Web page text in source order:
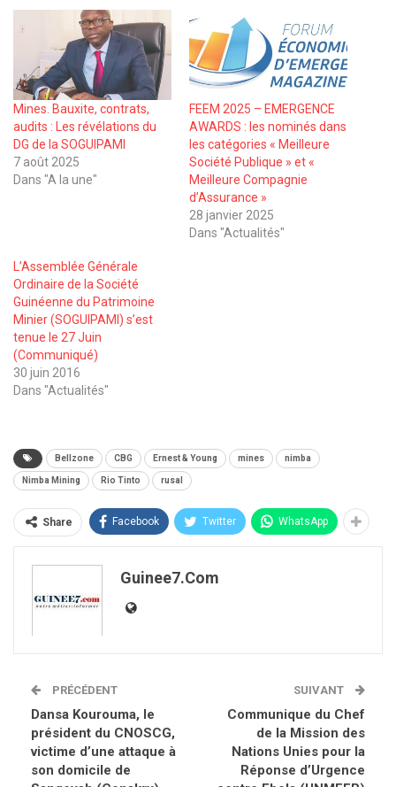
Mines. Bauxite, contrats,
audits : Les révélations du
DG de la SOGUIPAMI
7 août 2025
Dans "A la une"
FEEM 2025 – EMERGENCE
AWARDS : les nominés dans
les catégories « Meilleure
Société Publique » et «
Meilleure Compagnie
d’Assurance »
28 janvier 2025
Dans "Actualités"
L’Assemblée Générale
Ordinaire de la Société
Guinéenne du Patrimoine
Minier (SOGUIPAMI) s’est
tenue le 27 Juin
(Communiqué)
30 juin 2016
Dans "Actualités"
Bellzone CBG Ernest & Young mines nimba
Nimba Mining Rio Tinto rusal
Share Facebook Twitter WhatsApp
Guinee7.com
PRÉCÉDENT
Dansa Kourouma, le
président du CNOSCG,
victime d’une attaque à
son domicile de
SUIVANT
Communique du Chef
de la Mission des
Nations Unies pour la
Réponse d’Urgence